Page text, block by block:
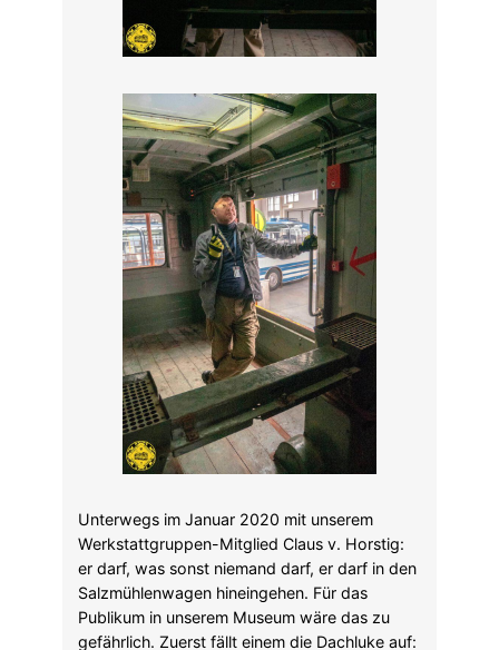
Unterwegs im Januar 2020 mit unserem
Werkstattgruppen-Mitglied Claus v. Horstig:
er darf, was sonst niemand darf, er darf in den
Salzmühlenwagen hineingehen. Für das
Publikum in unserem Museum wäre das zu
gefährlich. Zuerst fällt einem die Dachluke auf: